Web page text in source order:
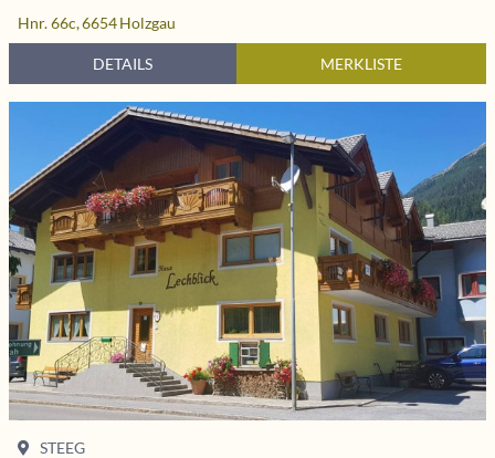
Hnr. 66c,6654Holzgau
DETAILS MERKLISTE
STEEG